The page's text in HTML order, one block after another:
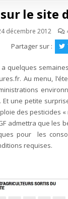
le site
décembre 2012
Partager sur :
quelques
Au menu,
Et une petite
des pesticides
admettra que les
pour les
requises.